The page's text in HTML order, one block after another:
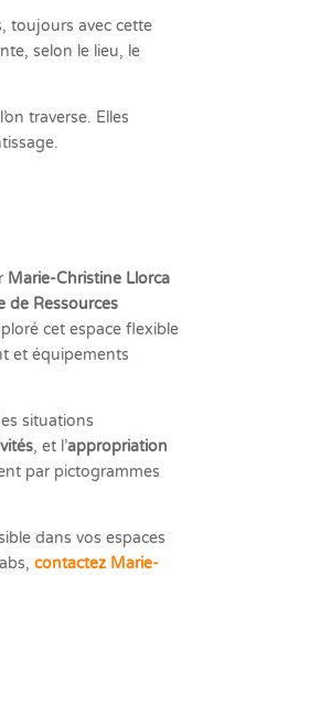
toujours avec cette
selon le lieu, le
traverse. Elles
Marie-Christine Llorca
de Ressources
cet espace flexible
et équipements
situations
, et l’appropriation
par pictogrammes
dans vos espaces
contactez Marie-